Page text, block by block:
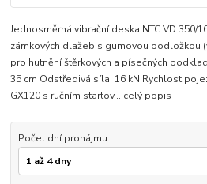
Jednosměrná vibrační deska NTC VD 350/
zámkových dlažeb s gumovou
pro hutnění štěrkových a písečných
35 cm Odstředivá síla: 16 kN Rychlost
GX120 s ručním startov... celý popis
Počet dní pronájmu